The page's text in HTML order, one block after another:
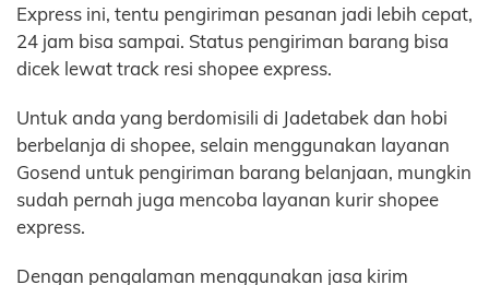
Express ini, tentu pengiriman pesanan jadi lebih cepat,
24 jam bisa sampai. Status pengiriman barang bisa
dicek lewat track resi shopee express.
Untuk anda yang berdomisili di Jadetabek dan hobi
berbelanja di shopee, selain menggunakan layanan
Gosend untuk pengiriman barang belanjaan, mungkin
sudah pernah juga mencoba layanan kurir shopee
express.
Dengan pengalaman menggunakan jasa kirim